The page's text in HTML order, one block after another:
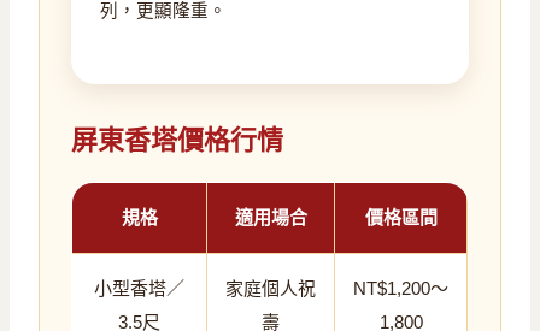
列，更顯隆重。
屏東香塔價格行情
規格 適用場合 價格區間
小型香塔／
3.5尺
家庭個人祝
壽
NT$1,200～
1,800